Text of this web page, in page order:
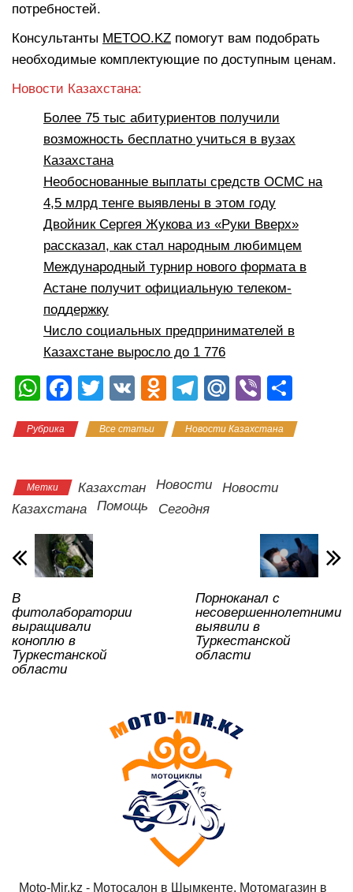
потребностей.
Консультанты METOO.KZ помогут вам подобрать
необходимые комплектующие по доступным ценам.
Новости Казахстана:
Более 75 тыс абитуриентов получили
возможность бесплатно учиться в вузах
Казахстана
Необоснованные выплаты средств ОСМС на
4,5 млрд тенге выявлены в этом году
Двойник Сергея Жукова из «Руки Вверх»
рассказал, как стал народным любимцем
Международный турнир нового формата в
Астане получит официальную телеком-
поддержку
Число социальных предпринимателей в
Казахстане выросло до 1 776
W
at
A
p
p
F
c
b
o
o
k
T
tt
V
O
n
kl
a
T
e
a
m
M
.R
Vi
er р
ть
Рубрика Все статьи
Новости Казахстана
Метки Казахстан Новости
Новости
Казахстана
Помощь Сегодня
В
фитолаборатории
выращивали
коноплю в
Туркестанской
области
Порноканал с
несовершеннолетними
выявили в
Туркестанской
области
Moto-Mir.kz - Мотосалон в Шымкенте, Мотомагазин в